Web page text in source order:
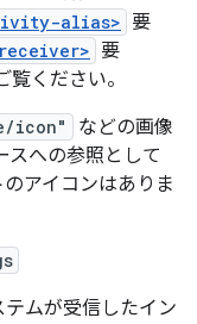
alias> 要
要
覧ください。
icon"
などの画像
スへの参照として
アイコンはありま
ムが受信したイン